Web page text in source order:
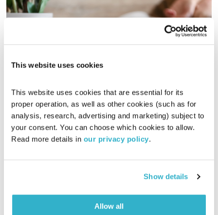
This website uses cookies
This website uses cookies that are essential for its
proper operation, as well as other cookies (such as for
analysis, research, advertising and marketing) subject to
your consent. You can choose which cookies to allow.
Read more details in our privacy policy.
Show details
Allow all
התעוררות – 11.4.19
התעוררות
גליה גלעדי
11.04.19
01:27:46
אודיו